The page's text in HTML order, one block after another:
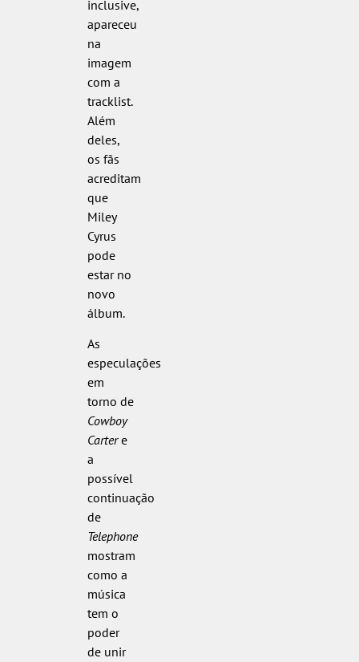
inclusive,
apareceu
na
imagem
com a
tracklist.
Além
deles,
os fãs
acreditam
que
Miley
Cyrus
pode
estar no
novo
álbum.
As
especulações
em
torno de
Cowboy
Cartere
a
possível
continuação
de
Telephone
mostram
como a
música
tem o
poder
de unir